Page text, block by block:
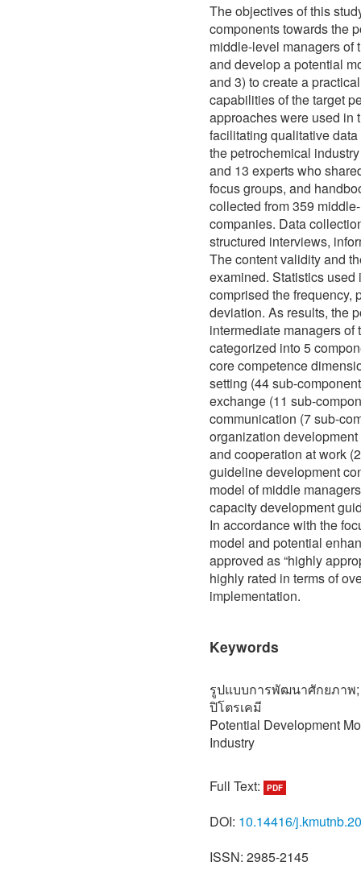
The objectives of this
components towards the
middle-level managers of
and develop a potential
and 3) to create a
capabilities of the target
approaches were used in
facilitating qualitative
the petrochemical
and 13 experts who
focus groups, and
collected from 359
companies. Data
structured interviews,
The content validity and
examined. Statistics
comprised the frequency,
deviation. As results, the
intermediate managers
categorized into 5
core competence
setting (44 sub-
exchange (11 sub-
communication (7 sub-
organization
and cooperation at work
guideline development
model of middle
capacity development
In accordance with the
model and potential
approved as “highly
highly rated in terms of
implementation.
Keywords
รูปแบบการพัฒนาศักยภาพ
ปิโตรเคมี
Potential Development
Industry
Full Text: PDF
DOI: 10.14416/
ISSN: 2985-2145